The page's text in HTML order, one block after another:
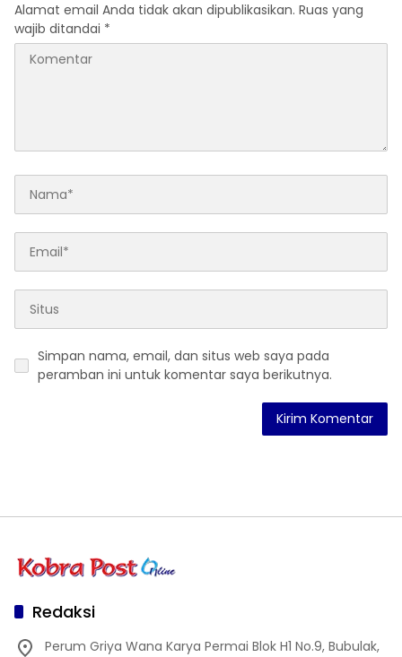
Alamat email Anda tidak akan dipublikasikan. Ruas yang
wajib ditandai *
Simpan nama, email, dan situs web saya pada
peramban ini untuk komentar saya berikutnya.
Redaksi
Perum Griya Wana Karya Permai Blok H1 No.9, Bubulak,